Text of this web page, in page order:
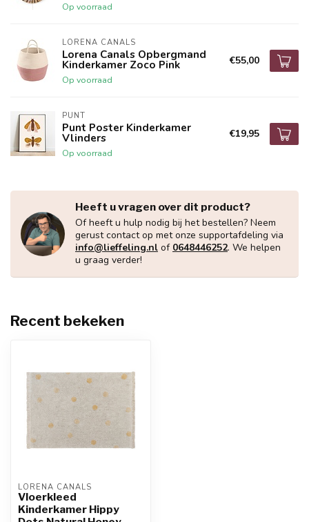
Op voorraad
LORENA CANALS
Lorena Canals Opbergmand
Kinderkamer Zoco Pink
Op voorraad
€55,00
PUNT
Punt Poster Kinderkamer
Vlinders
Op voorraad
€19,95
Heeft u vragen over dit product?
Of heeft u hulp nodig bij het bestellen? Neem
gerust contact op met onze supportafdeling via
info@lieffeling.nl of 0648446252. We helpen
u graag verder!
Recent bekeken
LORENA CANALS
Vloerkleed
Kinderkamer Hippy